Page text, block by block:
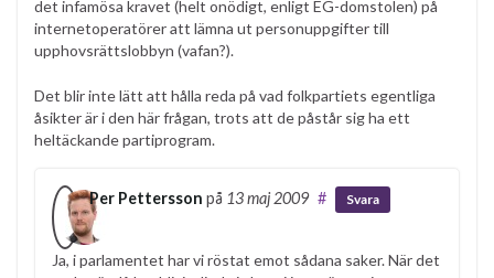
det infamösa kravet (helt onödigt, enligt EG-domstolen) på
internetoperatörer att lämna ut personuppgifter till
upphovsrättslobbyn (vafan?).
Det blir inte lätt att hålla reda på vad folkpartiets egentliga
åsikter är i den här frågan, trots att de påstår sig ha ett
heltäckande partiprogram.
Per Pettersson på 13 maj 2009 # Svara
Ja, i parlamentet har vi röstat emot sådana saker. När det